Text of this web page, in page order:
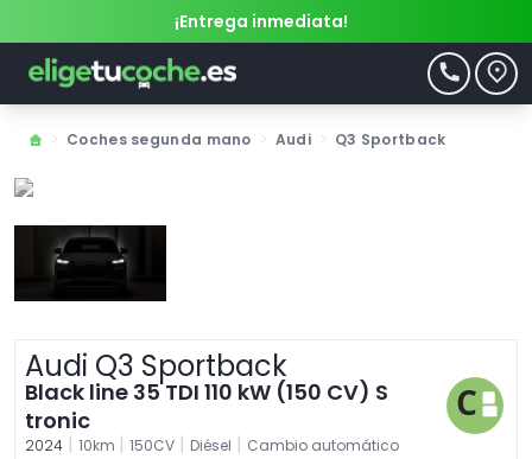
¡Entrega inmediata!
Coches segunda mano Audi Q3 Sportback
Audi Q3 Sportback
Black line 35 TDI 110 kW (150 CV) S
tronic
2024 | 10km | 150CV | Diésel | Cambio automático